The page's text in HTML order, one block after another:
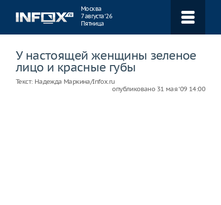
Москва
7 августа ‘26
Пятница
У настоящей женщины зеленое
лицо и красные губы
Текст: Надежда Маркина/Infox.ru
опубликовано 31 мая ‘09 14:00